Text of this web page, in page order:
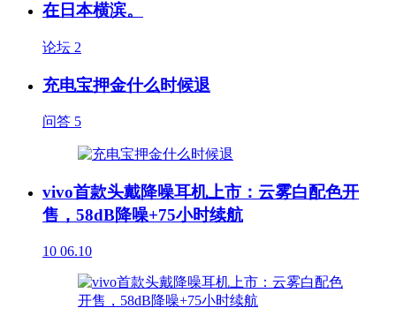
在日本横滨。
论坛 2
充电宝押金什么时候退
问答 5
vivo首款头戴降噪耳机上市：云雾白配色开
售，58dB降噪+75小时续航
10 06.10